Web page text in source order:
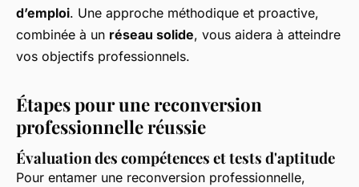
d’emploi. Une approche méthodique et proactive,
combinée à un réseau solide, vous aidera à atteindre
vos objectifs professionnels.
Étapes pour une reconversion
professionnelle réussie
Évaluation des compétences et tests d'aptitude
Pour entamer une reconversion professionnelle,